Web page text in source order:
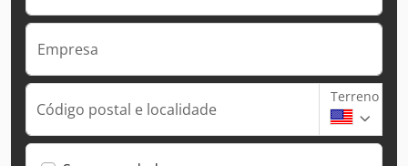
Empresa
Código postal e localidade
Terreno